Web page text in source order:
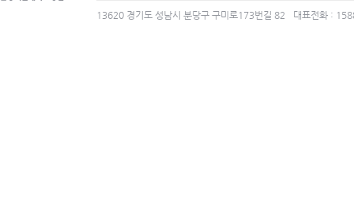
13620 경기도 성남시 분당구 구미로173번길 82 대표전화 :